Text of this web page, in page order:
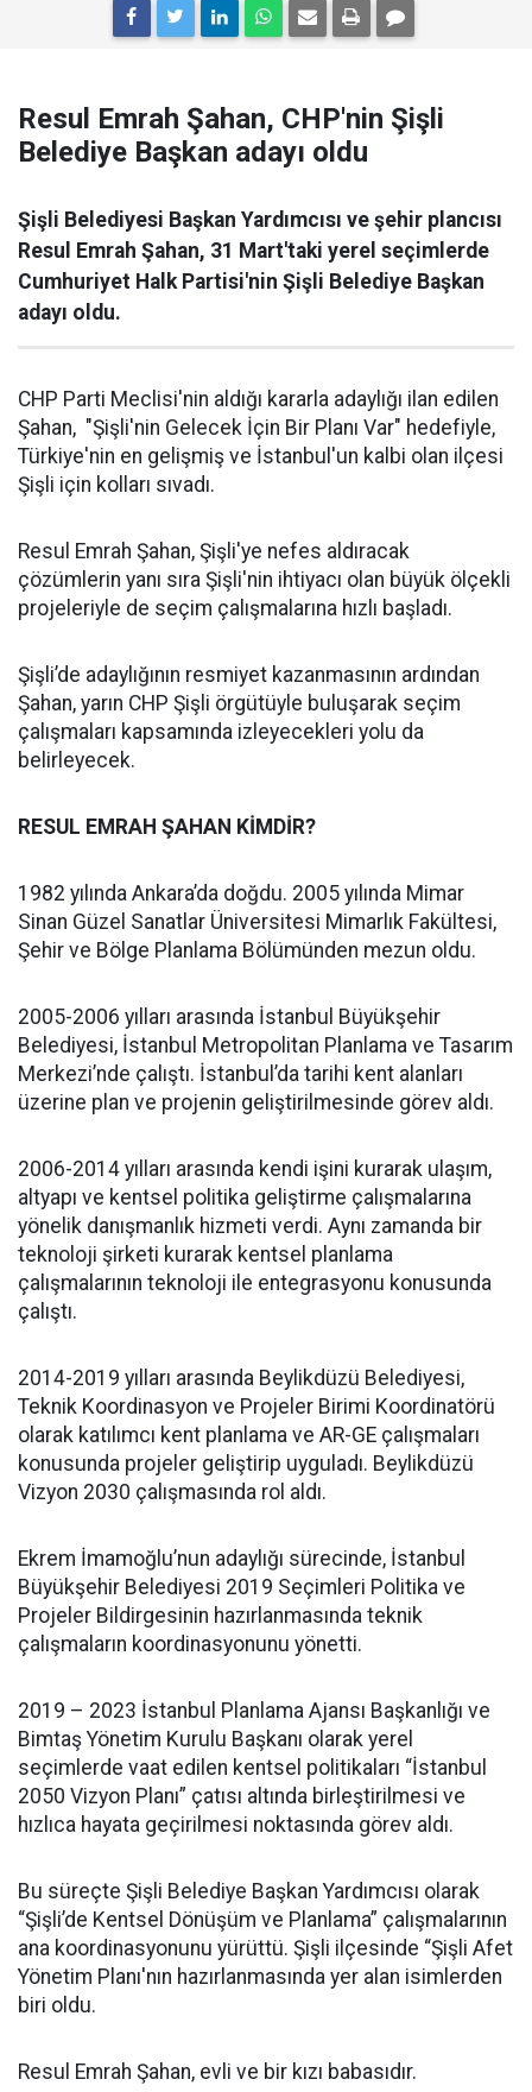
Resul Emrah Şahan, CHP'nin Şişli
Belediye Başkan adayı oldu
Şişli Belediyesi Başkan Yardımcısı ve şehir plancısı
Resul Emrah Şahan, 31 Mart'taki yerel seçimlerde
Cumhuriyet Halk Partisi'nin Şişli Belediye Başkan
adayı oldu.
CHP Parti Meclisi'nin aldığı kararla adaylığı ilan edilen
Şahan, "Şişli'nin Gelecek İçin Bir Planı Var" hedefiyle,
Türkiye'nin en gelişmiş ve İstanbul'un kalbi olan ilçesi
Şişli için kolları sıvadı.
Resul Emrah Şahan, Şişli'ye nefes aldıracak
çözümlerin yanı sıra Şişli'nin ihtiyacı olan büyük ölçekli
projeleriyle de seçim çalışmalarına hızlı başladı.
Şişli’de adaylığının resmiyet kazanmasının ardından
Şahan, yarın CHP Şişli örgütüyle buluşarak seçim
çalışmaları kapsamında izleyecekleri yolu da
belirleyecek.
RESUL EMRAH ŞAHAN KİMDİR?
1982 yılında Ankara’da doğdu. 2005 yılında Mimar
Sinan Güzel Sanatlar Üniversitesi Mimarlık Fakültesi,
Şehir ve Bölge Planlama Bölümünden mezun oldu.
2005-2006 yılları arasında İstanbul Büyükşehir
Belediyesi, İstanbul Metropolitan Planlama ve Tasarım
Merkezi’nde çalıştı. İstanbul’da tarihi kent alanları
üzerine plan ve projenin geliştirilmesinde görev aldı.
2006-2014 yılları arasında kendi işini kurarak ulaşım,
altyapı ve kentsel politika geliştirme çalışmalarına
yönelik danışmanlık hizmeti verdi. Aynı zamanda bir
teknoloji şirketi kurarak kentsel planlama
çalışmalarının teknoloji ile entegrasyonu konusunda
çalıştı.
2014-2019 yılları arasında Beylikdüzü Belediyesi,
Teknik Koordinasyon ve Projeler Birimi Koordinatörü
olarak katılımcı kent planlama ve AR-GE çalışmaları
konusunda projeler geliştirip uyguladı. Beylikdüzü
Vizyon 2030 çalışmasında rol aldı.
Ekrem İmamoğlu’nun adaylığı sürecinde, İstanbul
Büyükşehir Belediyesi 2019 Seçimleri Politika ve
Projeler Bildirgesinin hazırlanmasında teknik
çalışmaların koordinasyonunu yönetti.
2019 – 2023 İstanbul Planlama Ajansı Başkanlığı ve
Bimtaş Yönetim Kurulu Başkanı olarak yerel
seçimlerde vaat edilen kentsel politikaları “İstanbul
2050 Vizyon Planı” çatısı altında birleştirilmesi ve
hızlıca hayata geçirilmesi noktasında görev aldı.
Bu süreçte Şişli Belediye Başkan Yardımcısı olarak
“Şişli’de Kentsel Dönüşüm ve Planlama” çalışmalarının
ana koordinasyonunu yürüttü. Şişli ilçesinde “Şişli Afet
Yönetim Planı'nın hazırlanmasında yer alan isimlerden
biri oldu.
Resul Emrah Şahan, evli ve bir kızı babasıdır.